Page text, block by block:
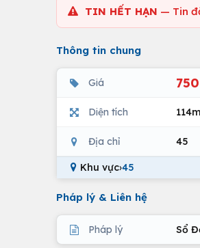
TIN HẾT HẠN — Tin
Thông tin chung
Giá
Diện tích 114m
Địa chỉ 45
Khu vực›45
Pháp lý & Liên hệ
Pháp lý Sổ